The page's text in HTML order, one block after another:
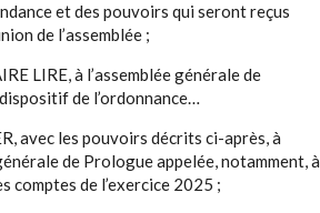
et des pouvoirs qui seront reçus
de l’assemblée ;
LIRE, à l’assemblée générale de
de l’ordonnance…
avec les pouvoirs décrits ci-après, à
de Prologue appelée, notamment, à
comptes de l’exercice 2025 ;